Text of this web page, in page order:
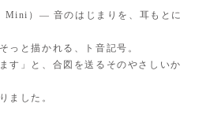
Mini）— 音のはじまりを、耳もとに
っと描かれる、ト音記号。
す」と、合図を送るそのやさしいか
ました。